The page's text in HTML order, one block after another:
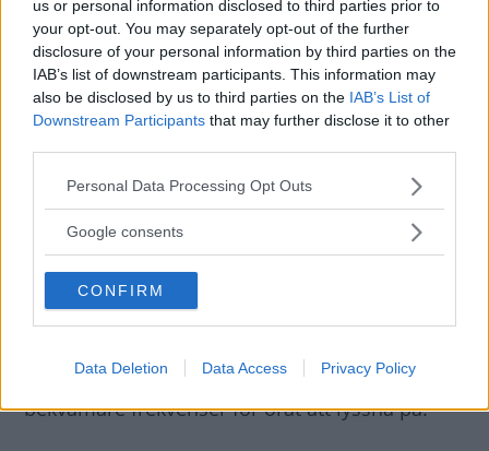
us or personal information disclosed to third parties prior to
your opt-out. You may separately opt-out of the further
disclosure of your personal information by third parties on the
IAB’s list of downstream participants. This information may
also be disclosed by us to third parties on the IAB’s List of
Downstream Participants that may further disclose it to other
Please note that this website/app uses one or more Google
not limited to your visit or usage behaviour. You may click to
use your data for below specified purposes in below Google
consent section.
Personal Data Processing Opt Outs
Google consents
CONFIRM
Data Deletion Data Access Privacy Policy
Vad är dina intryck så här långt?
– Det är svårt att säga något bestämt efter bara
olika provkörningsmoment på plogade isbanor
kan dra några större slutsatser. Om tre veckor
sätter jag igång med vårt stora vinterdäckstest
och där kommer den nya dubbtekniken
självklart vara med!
– Jag kan i alla fall säga att vägbullret har
IceContact3 på barmark och gummidubben ger
bekvämare frekvenser för örat att lyssna på.